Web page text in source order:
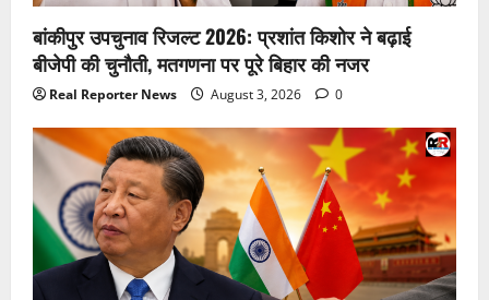
बांकीपुर उपचुनाव रिजल्ट 2026: प्रशांत किशोर ने बढ़ाई
बीजेपी की चुनौती, मतगणना पर पूरे बिहार की नजर
Real Reporter News August 3, 2026 0